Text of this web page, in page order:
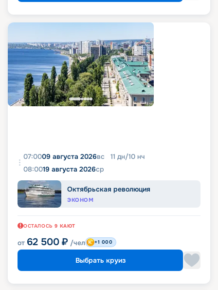
07:0009 августа 2026вс 11 дн/10 нч
08:0019 августа 2026ср
Октябрьская революция
ЭКОНОМ
ОСТАЛОСЬ 9 КАЮТ
от 62 500 ₽ /чел +1 000
Выбрать круиз